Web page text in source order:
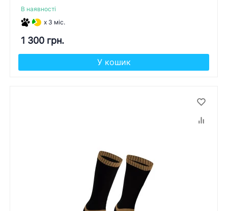
В наявності
x 3 міс.
1 300 грн.
У кошик